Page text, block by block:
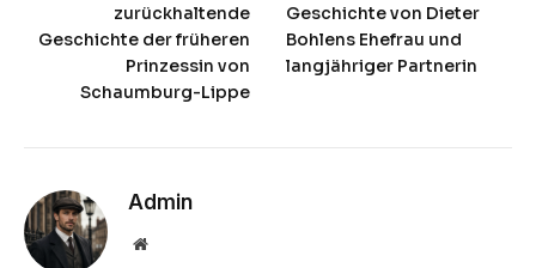
zurückhaltende
Geschichte der früheren
Prinzessin von
Schaumburg-Lippe
Geschichte von Dieter
Bohlens Ehefrau und
langjähriger Partnerin
Admin
Website